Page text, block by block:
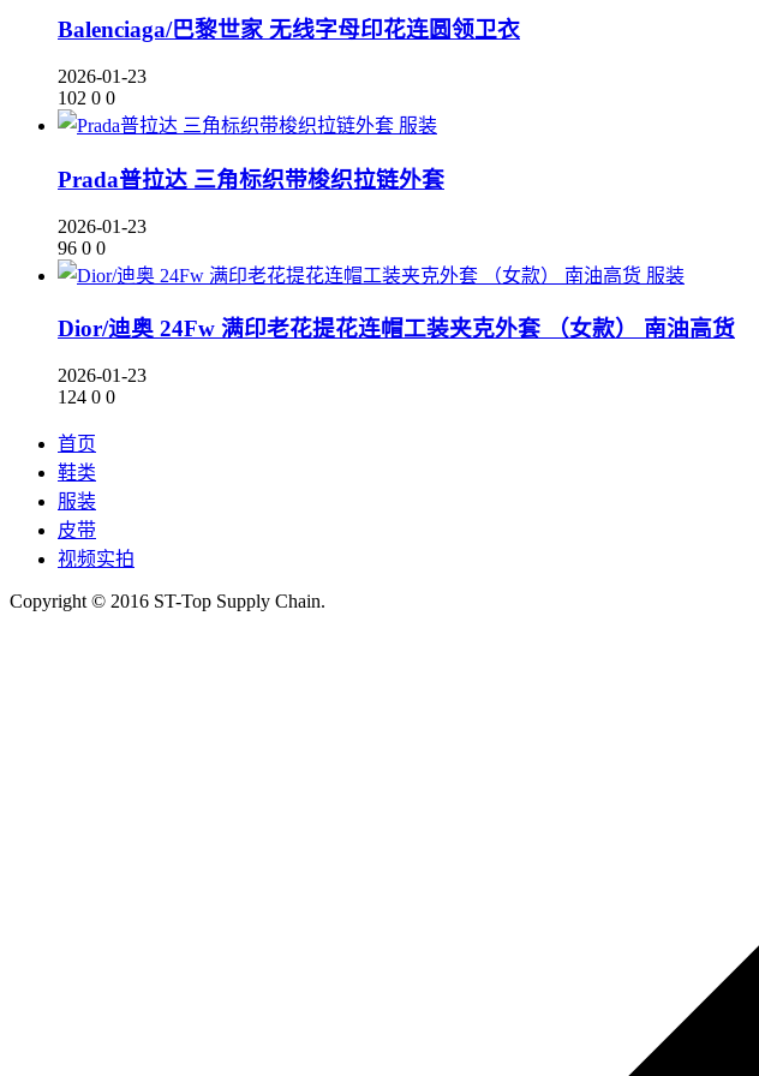
Balenciaga/巴黎世家 无线字母印花连圆领卫衣
2026-01-23
102 0 0
服装
Prada普拉达 三角标织带梭织拉链外套
2026-01-23
96 0 0
服装
Dior/迪奥 24Fw 满印老花提花连帽工装夹克外套 （女款） 南油高货
2026-01-23
124 0 0
首页
鞋类
服装
皮带
视频实拍
Copyright © 2016 ST-Top Supply Chain.